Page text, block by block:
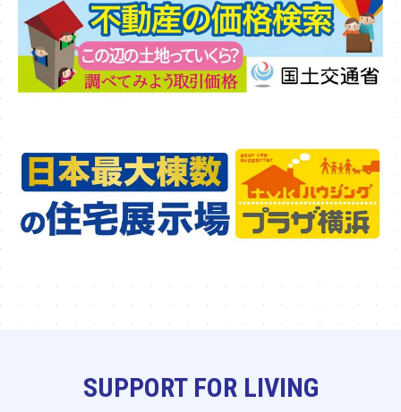
SUPPORT FOR LIVING